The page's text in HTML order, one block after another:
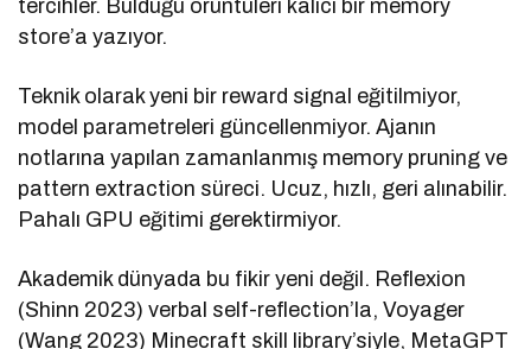
tercihler. Bulduğu örüntüleri kalıcı bir memory
store’a yazıyor.
Teknik olarak yeni bir reward signal eğitilmiyor,
model parametreleri güncellenmiyor. Ajanın
notlarına yapılan zamanlanmış memory pruning ve
pattern extraction süreci. Ucuz, hızlı, geri alınabilir.
Pahalı GPU eğitimi gerektirmiyor.
Akademik dünyada bu fikir yeni değil. Reflexion
(Shinn 2023) verbal self-reflection’la, Voyager
(Wang 2023) Minecraft skill library’siyle, MetaGPT